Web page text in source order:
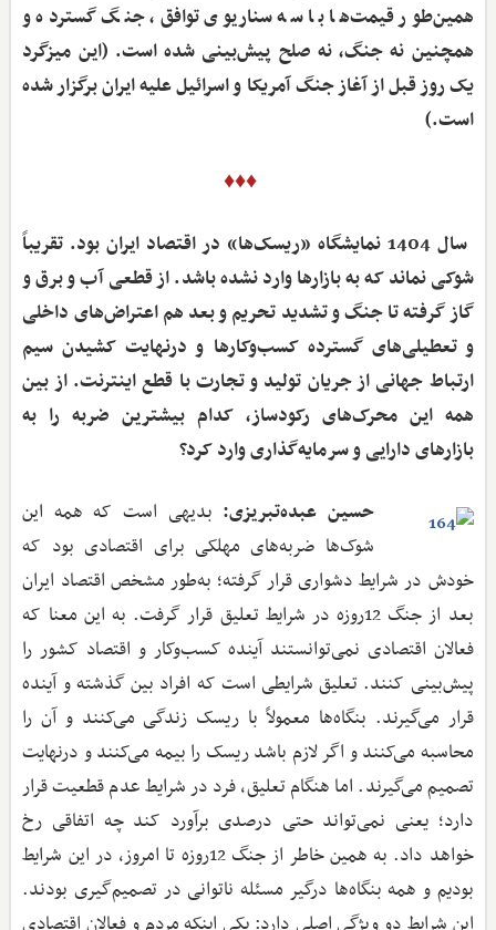
همین‌طور قیمت‌ها با سه سناریوی توافق، جنگ گسترده و
همچنین نه جنگ، نه صلح پیش‌بینی شده است. (این میزگرد
یک روز قبل از آغاز جنگ آمریکا و اسرائیل علیه ایران برگزار شده
است.)
♦♦♦
‌ سال 1404 نمایشگاه «ریسک‌ها» در اقتصاد ایران بود. تقریباً
شوکی نماند که به بازارها وارد نشده باشد. از قطعی آب و برق و
گاز گرفته تا جنگ و تشدید تحریم و بعد هم اعتراض‌های داخلی
و تعطیلی‌های گسترده کسب‌وکارها و درنهایت کشیدن سیم
ارتباط جهانی از جریان تولید و تجارت با قطع اینترنت. از بین
همه این محرک‌های رکودساز، کدام بیشترین ضربه را به
بازارهای دارایی و سرمایه‌گذاری وارد کرد؟
حسین عبده‌تبریزی: بدیهی است که همه این
شوک‌ها ضربه‌های مهلکی برای اقتصادی بود که
خودش در شرایط دشواری قرار گرفته؛ به‌طور مشخص اقتصاد ایران
بعد از جنگ 12روزه در شرایط تعلیق قرار گرفت. به این معنا که
فعالان اقتصادی نمی‌توانستند آینده کسب‌وکار و اقتصاد کشور را
پیش‌بینی کنند. تعلیق شرایطی است که افراد بین گذشته و آینده
قرار می‌گیرند. بنگاه‌ها معمولاً با ریسک زندگی می‌کنند و آن را
محاسبه می‌کنند و اگر لازم باشد ریسک را بیمه می‌کنند و درنهایت
تصمیم می‌گیرند. اما هنگام تعلیق، فرد در شرایط عدم قطعیت قرار
دارد؛ یعنی نمی‌تواند حتی درصدی برآورد کند چه اتفاقی رخ
خواهد داد. به همین خاطر از جنگ 12روزه تا امروز، در این شرایط
بودیم و همه بنگاه‌ها درگیر مسئله ناتوانی در تصمیم‌گیری بودند.